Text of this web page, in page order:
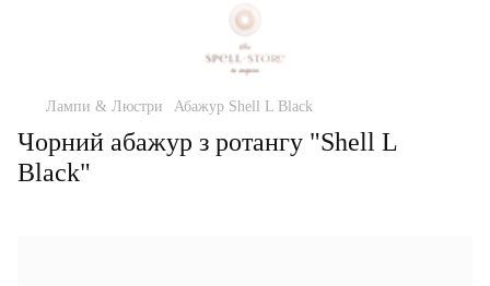
Лампи & Люстри Абажур Shell L Black
Чорний абажур з ротангу "Shell L
Black"